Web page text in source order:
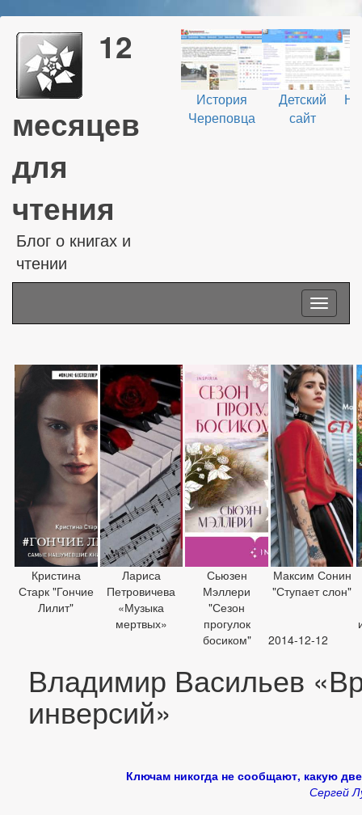
12
месяцев
для
чтения
Блог о книгах и
чтении
История
Череповца
Детский
сайт
Toggle
Кристина
Старк "Гончие
Лилит"
Лариса
Петровичева
«Музыка
мертвых»
Сьюзен
Мэллери
"Сезон
прогулок
босиком"
Максим Сонин
"Ступает слон"
2014-12-12
Владимир Васильев
инверсий»
Ключам никогда не сообщают, какую
Сергей